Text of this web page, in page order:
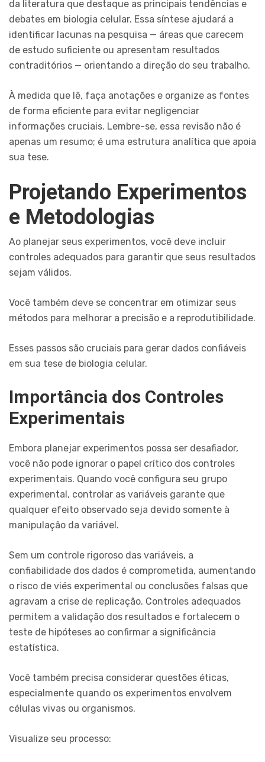
da literatura que destaque as principais tendências e
debates em biologia celular. Essa síntese ajudará a
identificar lacunas na pesquisa — áreas que carecem
de estudo suficiente ou apresentam resultados
contraditórios — orientando a direção do seu trabalho.
À medida que lê, faça anotações e organize as fontes
de forma eficiente para evitar negligenciar
informações cruciais. Lembre-se, essa revisão não é
apenas um resumo; é uma estrutura analítica que apoia
sua tese.
Projetando Experimentos
e Metodologias
Ao planejar seus experimentos, você deve incluir
controles adequados para garantir que seus resultados
sejam válidos.
Você também deve se concentrar em otimizar seus
métodos para melhorar a precisão e a reprodutibilidade.
Esses passos são cruciais para gerar dados confiáveis
em sua tese de biologia celular.
Importância dos Controles
Experimentais
Embora planejar experimentos possa ser desafiador,
você não pode ignorar o papel crítico dos controles
experimentais. Quando você configura seu grupo
experimental, controlar as variáveis garante que
qualquer efeito observado seja devido somente à
manipulação da variável.
Sem um controle rigoroso das variáveis, a
confiabilidade dos dados é comprometida, aumentando
o risco de viés experimental ou conclusões falsas que
agravam a crise de replicação. Controles adequados
permitem a validação dos resultados e fortalecem o
teste de hipóteses ao confirmar a significância
estatística.
Você também precisa considerar questões éticas,
especialmente quando os experimentos envolvem
células vivas ou organismos.
Visualize seu processo: